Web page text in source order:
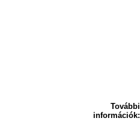
További
információk: